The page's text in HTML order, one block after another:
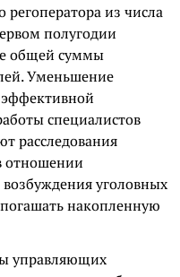
регоператора из числа
полугодии
общей суммы
Уменьшение
специалистов
расследования
отношении
уголовных
накопленную
управляющих